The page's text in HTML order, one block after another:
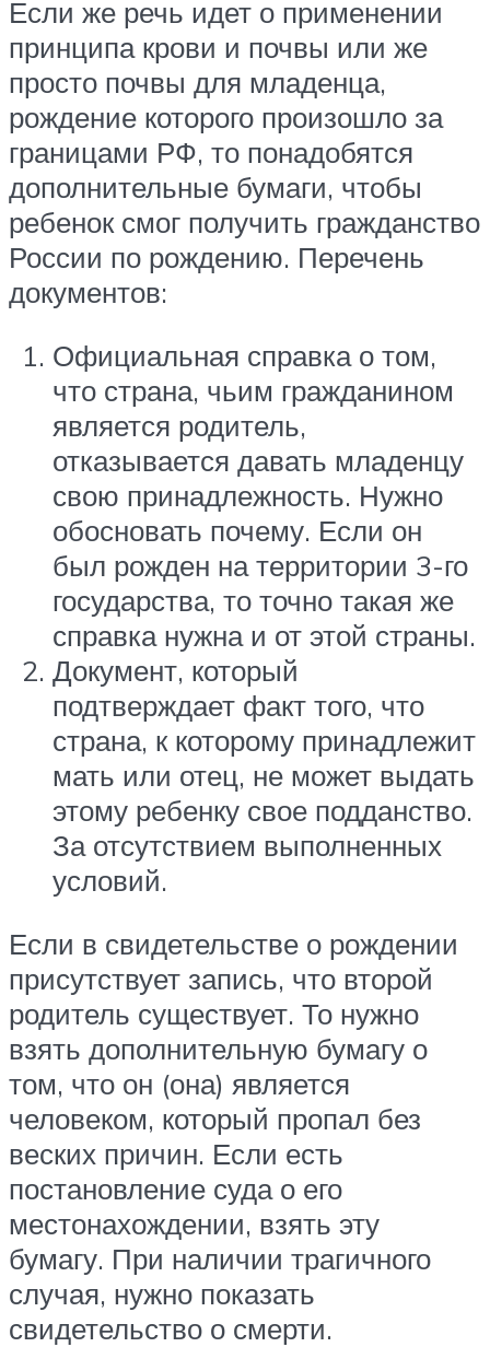
Если же речь идет о применении
принципа крови и почвы или же
просто почвы для младенца,
рождение которого произошло за
границами РФ, то понадобятся
дополнительные бумаги, чтобы
ребенок смог получить гражданство
России по рождению. Перечень
документов:
Официальная справка о том,
что страна, чьим гражданином
является родитель,
отказывается давать младенцу
свою принадлежность. Нужно
обосновать почему. Если он
был рожден на территории 3-го
государства, то точно такая же
справка нужна и от этой страны.
Документ, который
подтверждает факт того, что
страна, к которому принадлежит
мать или отец, не может выдать
этому ребенку свое подданство.
За отсутствием выполненных
условий.
Если в свидетельстве о рождении
присутствует запись, что второй
родитель существует. То нужно
взять дополнительную бумагу о
том, что он (она) является
человеком, который пропал без
веских причин. Если есть
постановление суда о его
местонахождении, взять эту
бумагу. При наличии трагичного
случая, нужно показать
свидетельство о смерти.